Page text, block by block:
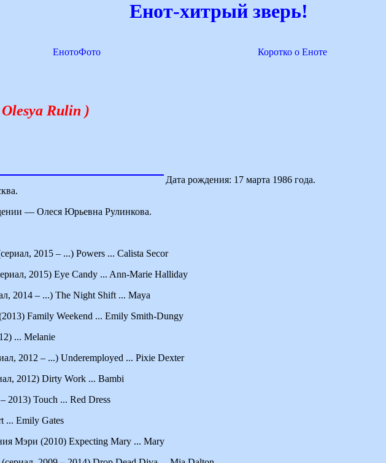
Енот-хитрый зверь!
ЕнотоФото Коротко о Еноте
Rulin )
Дата рождения: 17 марта 1986 года.
— Олеся Юрьевна Рулинкова.
2015 – ...) Powers ... Calista Secor
2015) Eye Candy ... Ann-Marie Halliday
2014 – ...) The Night Shift ... Maya
Family Weekend ... Emily Smith-Dungy
... Melanie
2012 – ...) Underemployed ... Pixie Dexter
2012) Dirty Work ... Bambi
2013) Touch ... Red Dress
... Emily Gates
Мэри (2010) Expecting Mary ... Mary